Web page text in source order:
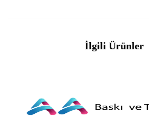
İlgili Ürünler